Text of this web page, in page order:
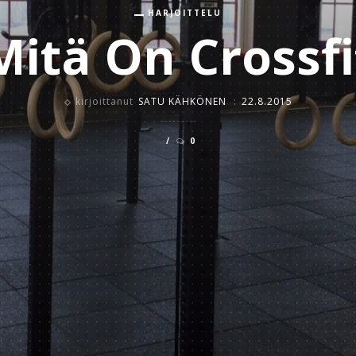
HARJOITTELU
On
kirjoittanut SATU KÄHKÖNEN : 22.8.2015
0